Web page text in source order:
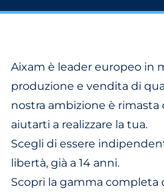
Aixam è leader europeo in
produzione e vendita di
nostra ambizione è rimasta
aiutarti a realizzare la tua.
Scegli di essere
libertà, già a 14 anni.
Scopri la gamma completa